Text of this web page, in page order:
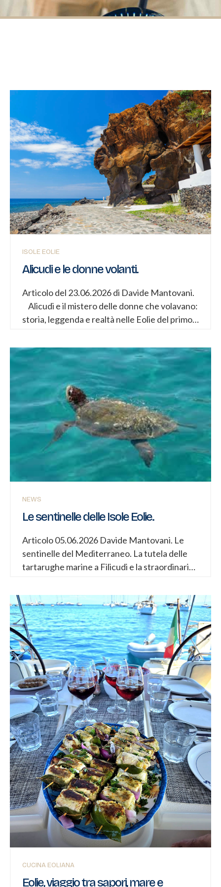
ISOLE EOLIE
Alicudi e le donne volanti.
Articolo del 23.06.2026 di Davide Mantovani.
Alicudi e il mistero delle donne che volavano:
storia, leggenda e realtà nelle Eolie del primo
Tirreno, lontano dalle rotte più frequentate
del turismo moderno, sorge Alicudi, la più
occidentale e una delle più isolate delle Isole
Eolie. Oggi è conosciuta per la sua natura
incontaminata, per l’assenza quasi totale di
automobili e per il ritmo lento che scandisce la
vita dei suoi abitanti. Tuttavia, agli inizi del
Novecento, questa piccola isola siciliana era al
centro di racconti straordinari che parlavano
di donne capaci di volare,...
NEWS
Le sentinelle delle Isole Eolie.
Articolo 05.06.2026 Davide Mantovani. Le
sentinelle del Mediterraneo. La tutela delle
tartarughe marine a Filicudi e la straordinaria
cuore del Mar Tirreno, dove il blu profondo
del Mediterraneo incontra le antiche terre
vulcaniche delle Isole Eolie, si svolge ogni
giorno una silenziosa battaglia per la
conservazione di una delle creature più
affascinanti e vulnerabili del nostro mare: la
tartaruga marina. Tra tutte le isole
dell’arcipelago, Filicudi rappresenta un
esempio virtuoso di come la collaborazione tra
associazioni ambientaliste, pescatori, cittadini
e istituzioni possa contribuire concretamente
alla protezione di questi animali straordinari.
Le tartarughe marine sono...
CUCINA EOLIANA
Eolie, viaggio tra sapori, mare e